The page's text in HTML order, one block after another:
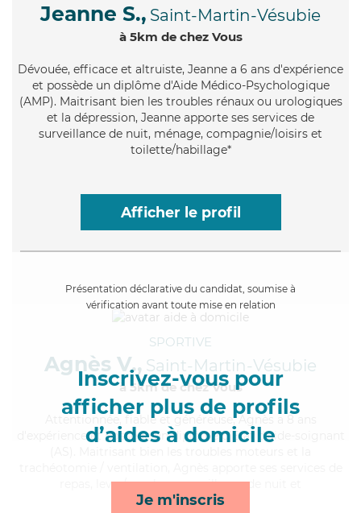
Jeanne S., Saint-Martin-Vésubie
à 5km de chez Vous
Dévouée, efficace et altruiste, Jeanne a 6 ans d'expérience
et possède un diplôme d'Aide Médico-Psychologique
(AMP). Maitrisant bien les troubles rénaux ou urologiques
et la dépression, Jeanne apporte ses services de
surveillance de nuit, ménage, compagnie/loisirs et
toilette/habillage*
Afficher le profil
Présentation déclarative du candidat, soumise à
vérification avant toute mise en relation
Inscrivez-vous pour
afficher plus de profils
d’aides à domicile
Je m'inscris
SPORTIVE
Agnès V., Saint-Martin-Vésubie
à 5km de chez Vous
, fiable et généreuse, Agnès a 8 ans
d'expérience et possède un diplôme d'Etat d'aide-soignant
repas, lever/coucher, surveillance de nuit et
toilette/habillage*